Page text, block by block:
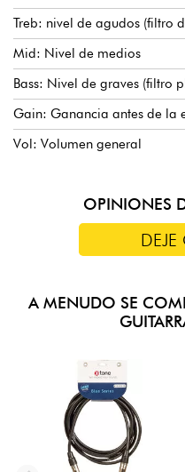
Treb: nivel de agudos (filtro
Mid: Nivel de medios
Bass: Nivel de graves (filtro
Gain: Ganancia antes de la
Vol: Volumen general
OPINIONES
A MENUDO SE